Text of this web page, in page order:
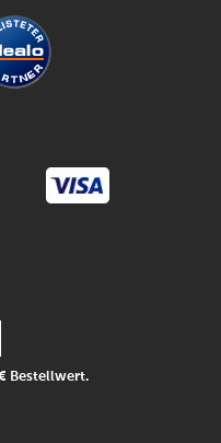
Bestellwert.